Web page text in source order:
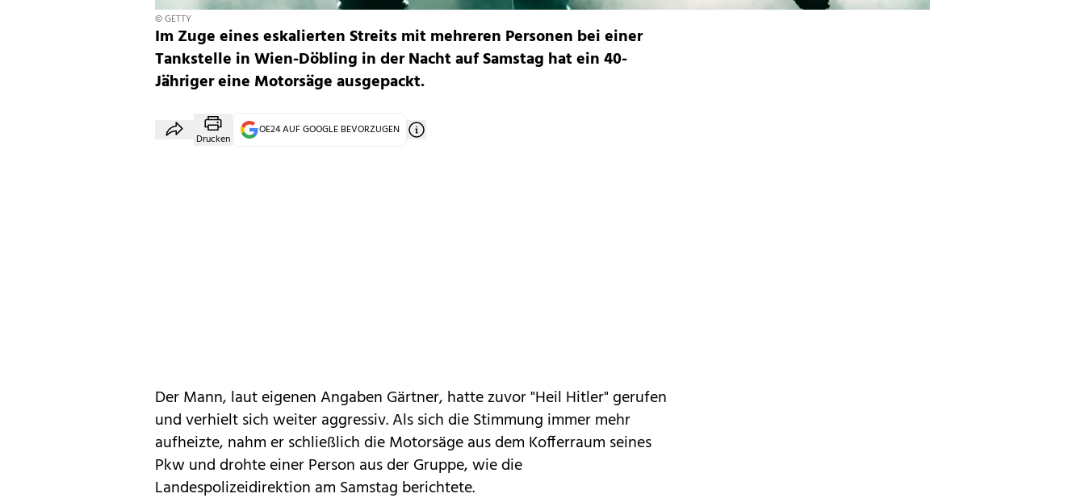
© GETTY
Im Zuge eines eskalierten Streits mit mehreren Personen bei einer
Tankstelle in Wien-Döbling in der Nacht auf Samstag hat ein 40-
Jähriger eine Motorsäge ausgepackt.
Drucken
OE24 AUF GOOGLE BEVORZUGEN
Der Mann, laut eigenen Angaben Gärtner, hatte zuvor "Heil Hitler" gerufen
und verhielt sich weiter aggressiv. Als sich die Stimmung immer mehr
aufheizte, nahm er schließlich die Motorsäge aus dem Kofferraum seines
Pkw und drohte einer Person aus der Gruppe, wie die
Landespolizeidirektion am Samstag berichtete.